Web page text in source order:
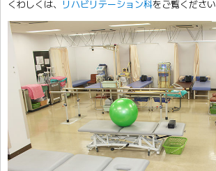
くわしくは、 リハビリテーション科をご覧ください